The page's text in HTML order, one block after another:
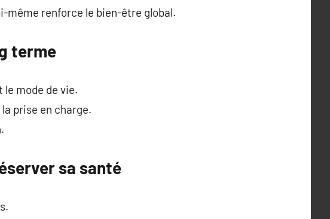
même renforce le bien-être global.
terme
le mode de vie.
prise en charge.
sa santé